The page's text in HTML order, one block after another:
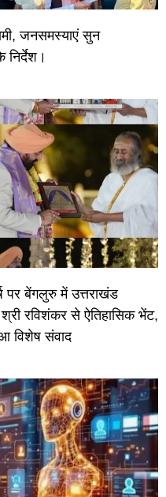
जनसमस्याएं सुन
निर्देश।
पर बेंगलुरु में उत्तराखंड
रविशंकर से ऐतिहासिक भेंट,
विशेष संवाद